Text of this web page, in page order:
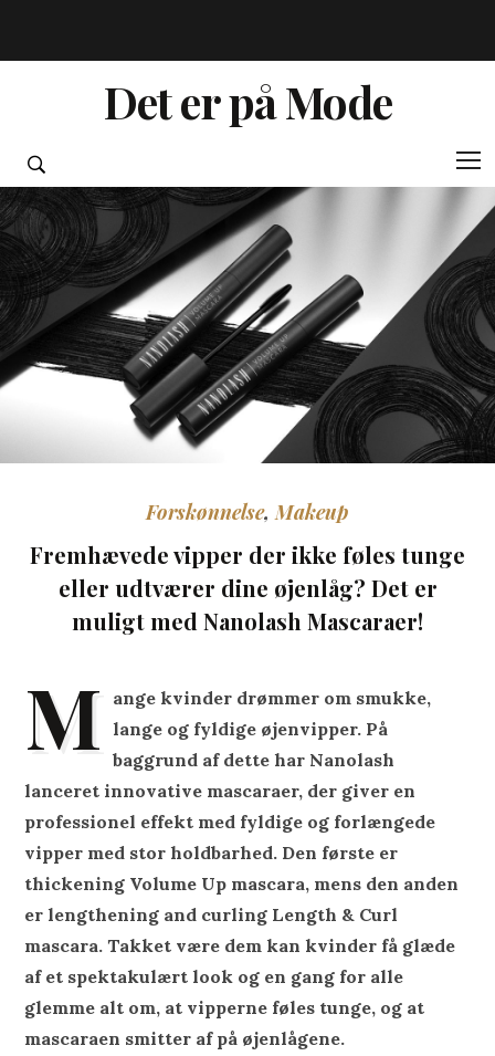
Det er på Mode
Forskønnelse,Makeup
Fremhævede vipper der ikke føles tunge
eller udtværer dine øjenlåg? Det er
muligt med Nanolash Mascaraer!
M
ange kvinder drømmer om smukke,
lange og fyldige øjenvipper. På
baggrund af dette har Nanolash
lanceret innovative mascaraer, der giver en
professionel effekt med fyldige og forlængede
vipper med stor holdbarhed. Den første er
thickening Volume Up mascara, mens den anden
er lengthening and curling Length & Curl
mascara. Takket være dem kan kvinder få glæde
af et spektakulært look og en gang for alle
glemme alt om, at vipperne føles tunge, og at
mascaraen smitter af på øjenlågene.